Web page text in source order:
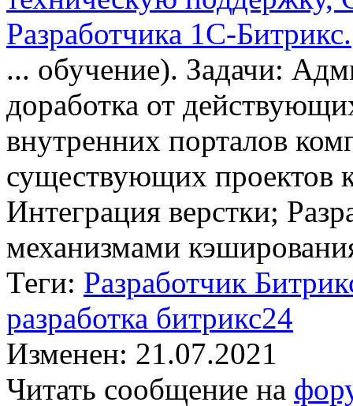
Разработчика 1С-Битрикс.
... обучение). Задачи:
доработка от
внутренних порталов
существующих проектов
Интеграция верстки;
механизмами
Теги: Разработчик
разработка битрикс24
Изменен: 21.07.2021
Читать сообщение на